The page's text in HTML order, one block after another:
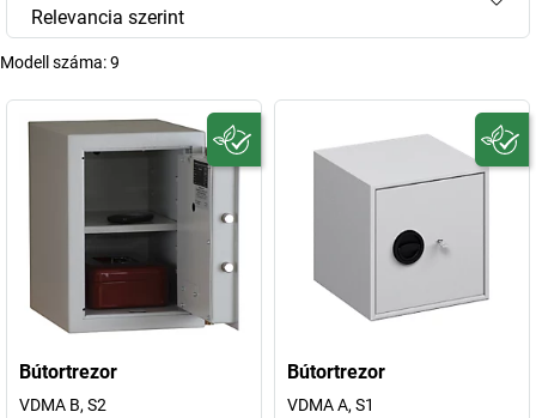
Relevancia szerint
Modell száma:9
Bútortrezor
VDMA B, S2
Bútortrezor
VDMA A, S1